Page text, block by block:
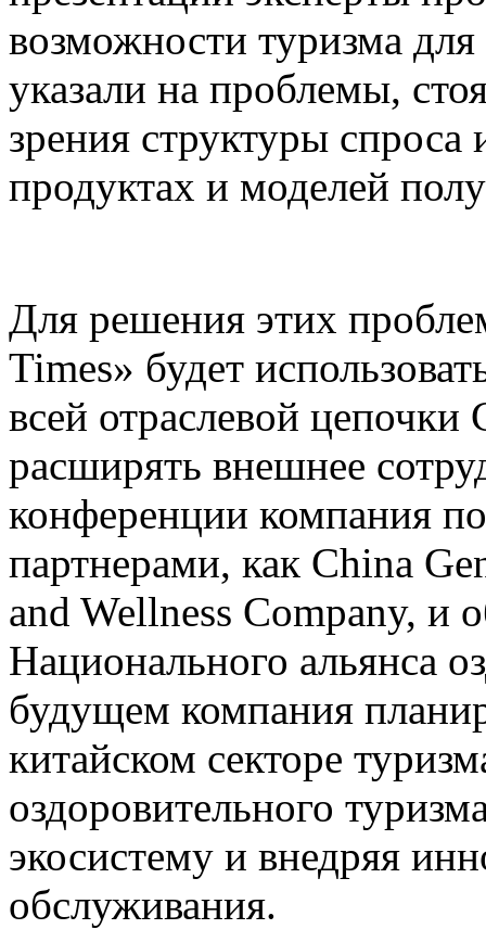
возможности туризма
указали на проблемы,
зрения структуры
продуктах и моделей
Для решения этих
Times» будет
всей отраслевой
расширять внешнее
конференции компания
партнерами, как China
and Wellness Company, и
Национального альянса
будущем компания
китайском секторе
оздоровительного
экосистему и внедряя
обслуживания.